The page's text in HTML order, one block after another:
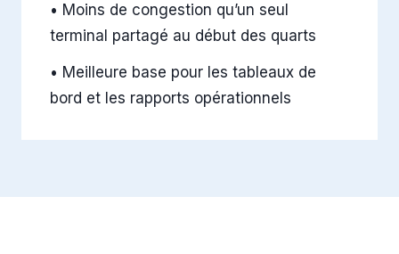
• Moins de congestion qu’un seul
terminal partagé au début des quarts
• Meilleure base pour les tableaux de
bord et les rapports opérationnels